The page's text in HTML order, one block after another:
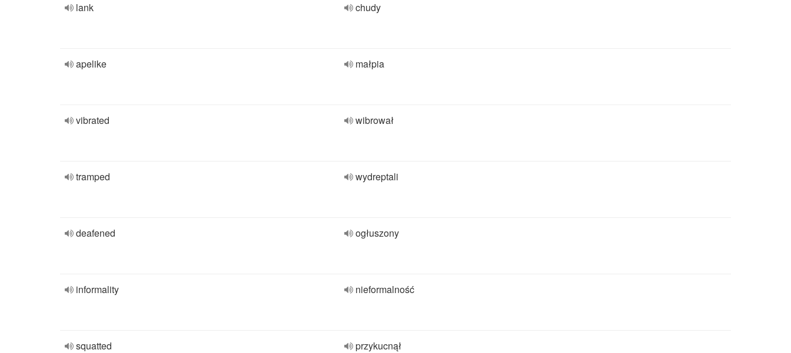
lank chudy
apelike małpia
vibrated wibrował
tramped wydreptali
deafened ogłuszony
informality nieformalność
squatted przykucnął